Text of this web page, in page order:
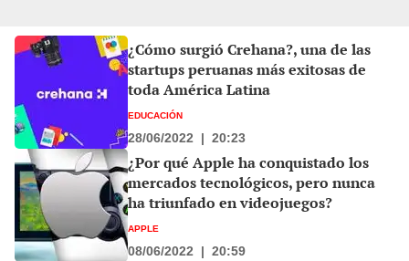
¿Cómo surgió Crehana?, una de las
startups peruanas más exitosas de
toda América Latina
EDUCACIÓN
28/06/2022
| 20:23
¿Por qué Apple ha conquistado los
mercados tecnológicos, pero nunca
ha triunfado en videojuegos?
APPLE
08/06/2022
| 20:59